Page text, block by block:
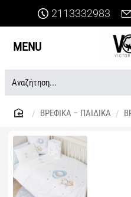
2113332983
Αναζήτηση...
ΒΡΕΦΙΚΑ – ΠΑΙΔΙΚΑ